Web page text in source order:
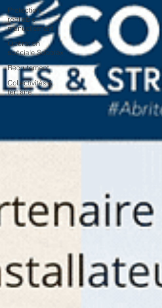
Protection
repliable
manuellement
Opération
spéciale Socotex
Recrutement
Collectivités &
tertiaire